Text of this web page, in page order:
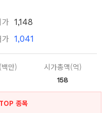
1,148
1,041
만) 시가총액(억)
158
종목